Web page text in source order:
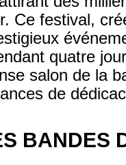
Ce festival,
quatre
salon de la
de
BANDES